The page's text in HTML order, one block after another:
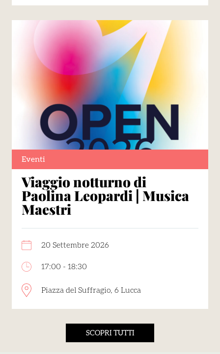
Eventi
Viaggio notturno di
Paolina Leopardi | Musica
Maestri
20 Settembre 2026
17:00 - 18:30
Piazza del Suffragio, 6 Lucca
SCOPRI TUTTI